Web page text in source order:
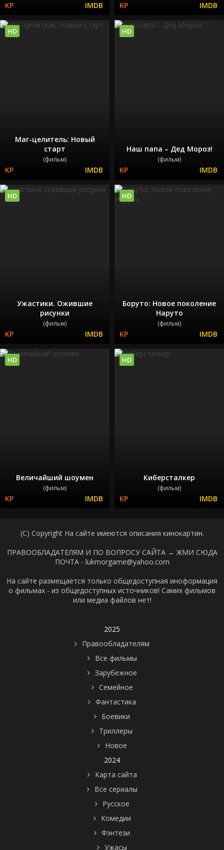
Маг-целитель: Новый
старт
(фильм)
HD
Наш папа – Дед Мороз!
(фильм)
HD
Ужастики. Ожившие
рисунки
(фильм)
HD
Боруто: Новое поколение
Наруто
(фильм)
HD
Величайший шоумен
(фильм)
HD
Киберсталкер
(фильм)
HD
(C) Copyright На сайте имеются описания кинокартин.
ПРАВООБЛАДАТЕЛЯМ И ПО ВОПРОСУ САЙТА → ЖМИ СЮДА
ПОЧТА - lukmorgame@yahoo.com
На сайте размещается только общедоступная иноформация
о фильмах - из общедоступных источников! Самих фильмов
или медиа файлов нет!
2025
Правообладателям
Все фильмы
Зарубежное
Семейное
Фантастика
Боевики
Триллеры
Новое
2024
Карта сайта
Все сериалы
Русское
Комедии
Фэнтези
Ужасы